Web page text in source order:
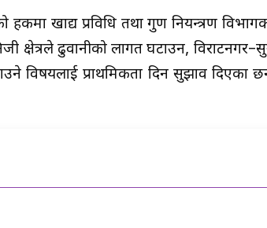
खाद्य प्रविधि तथा गुण नियन्त्रण
क्षेत्रले ढुवानीको लागत घटाउन,
विषयलाई प्राथमिकता दिन सुझाव